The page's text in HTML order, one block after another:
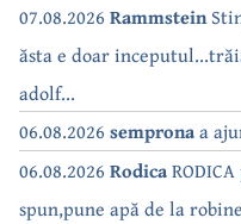
07.08.2026 Rammstein
ăsta e doar
adolf...
06.08.2026 sempronaa
06.08.2026 Rodica
spun,pune apă de la